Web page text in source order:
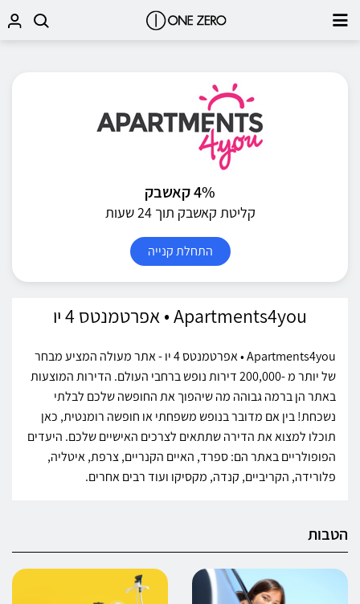
4% קאשבק
קליטת קאשבק תוך 24 שעות
התחלת קנייה
Apartments4you • אפרטמנטס 4 יו
Apartments4you • אפרטמנטס 4 יו - אתר מעולה המציע מבחר
של יותר מ -200,000 דירות נופש ברחבי העולם. הדירות המוצעות
באתר הן ברמה גבוהה מה שיהפוך את החופשה שלכם לבלתי
נשכחת! בין אם מדובר בנופש משפחתי או חופשה רומנטית, כאן
תוכלו למצוא את הדירה שתתאים לצרכים האישיים שלכם. היעדים
הפופולריים באתר הם: ספרד, האיים הקנריים, צרפת, איטליה,
פלורידה, הקריביים, קנדה, מקסיקו ועוד רבים אחרים.
הטבות